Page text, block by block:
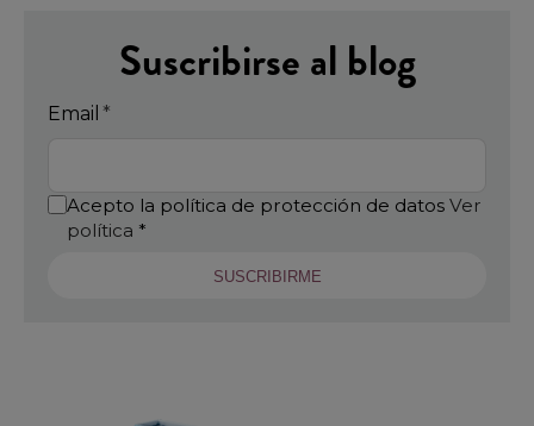
Suscribirse al blog
Email *
Acepto la política de protección de datos Ver
política *
SUSCRIBIRME